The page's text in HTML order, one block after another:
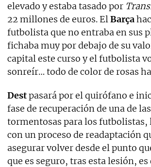
elevado y estaba tasado por
22 millones de euros. ElBarça
futbolista que no entraba en sus
fichaba muy por debajo de su
capital este curso y el futbolista
sonreír… todo de color de rosas
Destpasará por el quirófano e
fase de recuperación de una de
tormentosas para los futbolistas,
con un proceso de readaptación
asegurar volver desde el punto
que es seguro, tras esta lesión, es